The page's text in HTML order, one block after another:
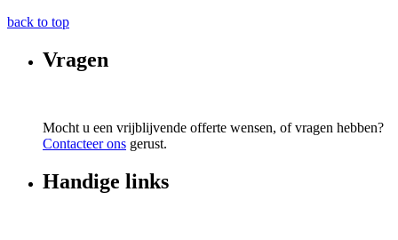
back to top
Vragen
Mocht u een vrijblijvende offerte wensen, of vragen hebben?
Contacteer ons gerust.
Handige links